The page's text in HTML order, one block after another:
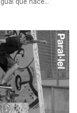
que hace...